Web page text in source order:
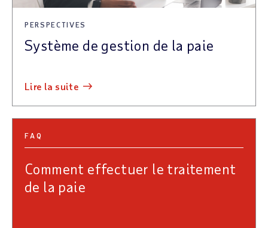
PERSPECTIVES
Système de gestion de la paie
lire la suite
FAQ
Comment effectuer le traitement
de la paie